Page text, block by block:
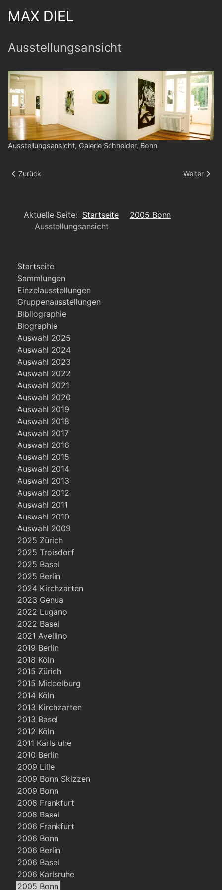
MAX DIEL
Ausstellungsansicht
Ausstellungsansicht, Galerie Schneider, Bonn
Vorheriger Beitrag: Ausstellungsansicht
Zurück Nächster
Weiter
Aktuelle Seite: Startseite
2005 Bonn
Ausstellungsansicht
Startseite
Sammlungen
Einzelausstellungen
Gruppenausstellungen
Bibliographie
Biographie
Auswahl 2025
Auswahl 2024
Auswahl 2023
Auswahl 2022
Auswahl 2021
Auswahl 2020
Auswahl 2019
Auswahl 2018
Auswahl 2017
Auswahl 2016
Auswahl 2015
Auswahl 2014
Auswahl 2013
Auswahl 2012
Auswahl 2011
Auswahl 2010
Auswahl 2009
2025 Zürich
2025 Troisdorf
2025 Basel
2025 Berlin
2024 Kirchzarten
2023 Genua
2022 Lugano
2022 Basel
2021 Avellino
2019 Berlin
2018 Köln
2015 Zürich
2015 Middelburg
2014 Köln
2013 Kirchzarten
2013 Basel
2012 Köln
2011 Karlsruhe
2010 Berlin
2009 Lille
2009 Bonn Skizzen
2009 Bonn
2008 Frankfurt
2008 Basel
2006 Frankfurt
2006 Bonn
2006 Berlin
2006 Basel
2006 Karlsruhe
2005 Bonn